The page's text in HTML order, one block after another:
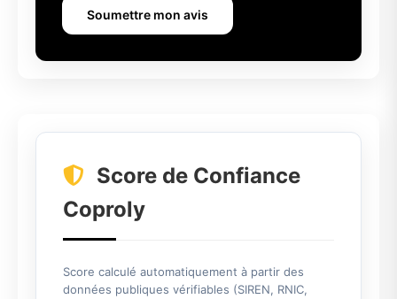
Soumettre mon avis
Score de Confiance
Coproly
Score calculé automatiquement à partir des
données publiques vérifiables (SIREN, RNIC,